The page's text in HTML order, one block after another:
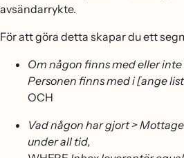
avsändarrykte.
För att göra detta skapar du ett
Om någon finns med eller inte
Personen finns med i [ange
OCH
Vad någon har gjort >
under all tid,